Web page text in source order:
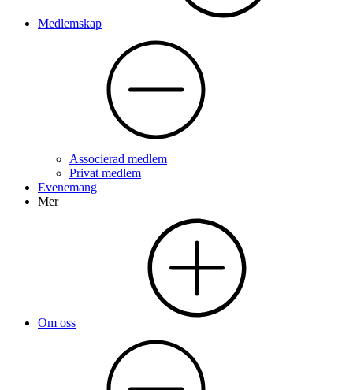
Medlemskap
Associerad medlem
Privat medlem
Evenemang
Mer
Om oss